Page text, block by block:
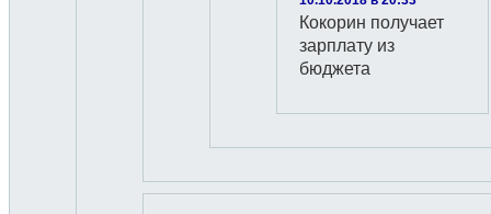
Кокорин получает
зарплату из
бюджета